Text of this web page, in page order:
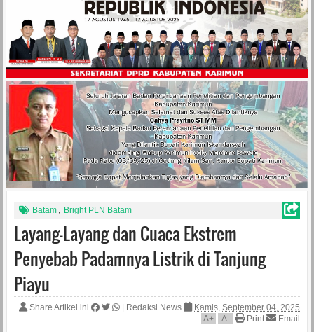
Batam , Bright PLN Batam
Layang-Layang dan Cuaca Ekstrem
Penyebab Padamnya Listrik di Tanjung
Piayu
Share Artikel ini Redaksi News
Kamis, September 04, 2025
A+ A- Print Email